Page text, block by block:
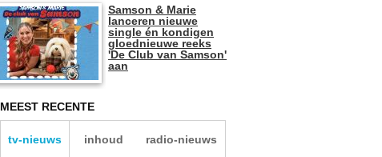
Samson & Marie
lanceren nieuwe
single én kondigen
gloednieuwe reeks
'De Club van Samson'
aan
MEEST RECENTE
tv-nieuws inhoud radio-nieuws